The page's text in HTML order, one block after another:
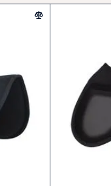
nechte volně